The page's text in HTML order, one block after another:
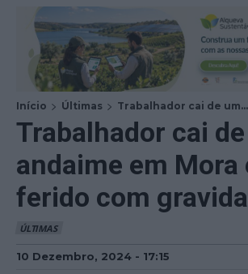
Início Últimas Trabalhador cai de um...
Trabalhador cai
andaime em Mora
ferido com
ÚLTIMAS
10 Dezembro, 2024 - 17:15